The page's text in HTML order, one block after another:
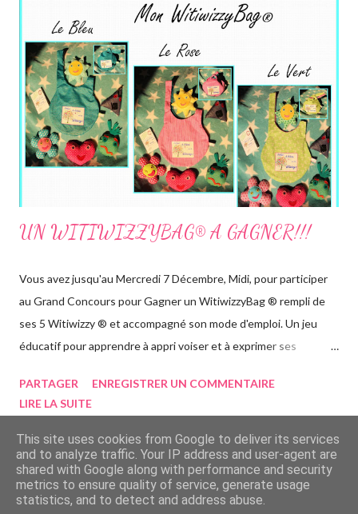
UN WITIWIZZYBAG® A GAGNER!!!
Vous avez jusqu'au Mercredi 7 Décembre, Midi, pour participer
au Grand Concours pour Gagner un WitiwizzyBag ® rempli de
ses 5 Witiwizzy ® et accompagné son mode d'emploi. Un jeu
éducatif pour apprendre à appri voiser et à exprimer ses
indications.... Bonne Chance! :)
PARTAGER
ENREGISTRER UN COMMENTAIRE
LIRE LA SUITE
Fourni par Blogger
This site uses cookies from Google to deliver its services
and to analyze traffic. Your IP address and user-agent are
shared with Google along with performance and security
metrics to ensure quality of service, generate usage
statistics, and to detect and address abuse.